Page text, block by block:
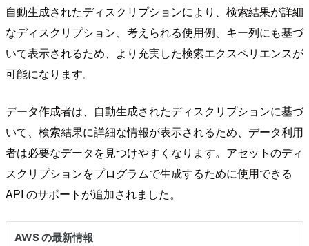
自動生成されたディスクリプションにより、検索結果が詳細
なディスクリプション、考えられる使用例、キー列にも基づ
いて表示されるため、より充実した検索エクスペリエンスが
可能になります。
データ作成者は、自動生成されたディスクリプションに基づ
いて、検索結果に詳細な情報が表示されるため、データ利用
者は必要なデータを見つけやすくなります。アセットのディ
スクリプションをプログラムで生成するために使用できる
API のサポートが追加されました。